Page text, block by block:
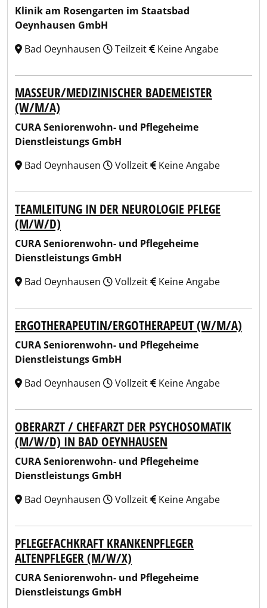
Klinik am Rosengarten im Staatsbad
Oeynhausen GmbH
Bad Oeynhausen
Teilzeit Keine Angabe
MASSEUR/MEDIZINISCHER BADEMEISTER
(W/M/A)
CURA Seniorenwohn- und Pflegeheime
Dienstleistungs GmbH
Bad Oeynhausen
Vollzeit Keine Angabe
TEAMLEITUNG IN DER NEUROLOGIE PFLEGE
(M/W/D)
CURA Seniorenwohn- und Pflegeheime
Dienstleistungs GmbH
Bad Oeynhausen
Vollzeit Keine Angabe
ERGOTHERAPEUTIN/ERGOTHERAPEUT (W/M/A)
CURA Seniorenwohn- und Pflegeheime
Dienstleistungs GmbH
Bad Oeynhausen
Vollzeit Keine Angabe
OBERARZT / CHEFARZT DER PSYCHOSOMATIK
(M/W/D) IN BAD OEYNHAUSEN
CURA Seniorenwohn- und Pflegeheime
Dienstleistungs GmbH
Bad Oeynhausen
Vollzeit Keine Angabe
PFLEGEFACHKRAFT KRANKENPFLEGER
ALTENPFLEGER (M/W/X)
CURA Seniorenwohn- und Pflegeheime
Dienstleistungs GmbH